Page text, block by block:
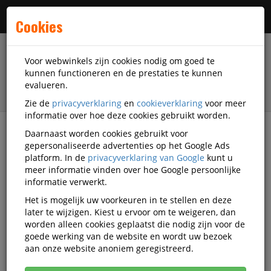
filter
Veiligheidsartikelen Bolle Safety
Bolle Safety
veiligheidsartikelen
Bolle Safety Las en
Cookies
Voor webwinkels zijn cookies nodig om goed te
kunnen functioneren en de prestaties te kunnen
evalueren.
Zie de privacyverklaring en cookieverklaring voor meer
informatie over hoe deze cookies gebruikt worden.
Daarnaast worden cookies gebruikt voor
gepersonaliseerde advertenties op het Google Ads
platform. In de privacyverklaring van Google kunt u
meer informatie vinden over hoe Google persoonlijke
informatie verwerkt.
Het is mogelijk uw voorkeuren in te stellen en deze
later te wijzigen. Kiest u ervoor om te weigeren, dan
worden alleen cookies geplaatst die nodig zijn voor de
goede werking van de website en wordt uw bezoek
aan onze website anoniem geregistreerd.